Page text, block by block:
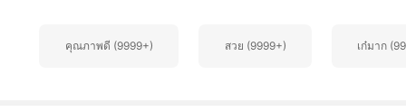
คุณภาพดี (9999+) สวย (9999+) เก๋มาก